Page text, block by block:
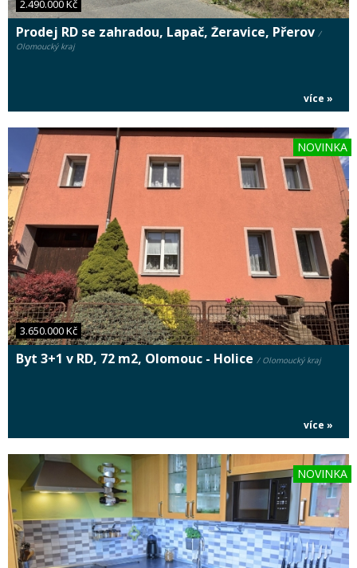
2.490.000 Kč
Prodej RD se zahradou, Lapač, Žeravice, Přerov /
Olomoucký kraj
více »
3.650.000 Kč
NOVINKA
Byt 3+1 v RD, 72 m2, Olomouc - Holice / Olomoucký kraj
více »
NOVINKA